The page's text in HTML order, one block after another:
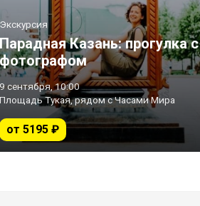
Экскурсия
Парадная Казань: прогулка с
фотографом
9 сентября, 10:00
Площадь Тукая, рядом с Часами Мира
от 5195 ₽